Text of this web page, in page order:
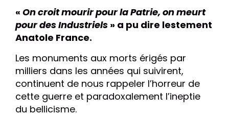
« On croit mourir pour la Patrie, on meurt
pour des Industriels » a pu dire lestement
Anatole France.
Les monuments aux morts érigés par
milliers dans les années qui suivirent,
continuent de nous rappeler l’horreur de
cette guerre et paradoxalement l’ineptie
du bellicisme.